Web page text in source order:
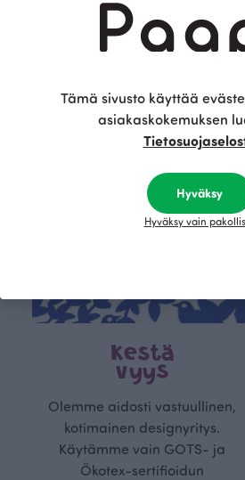
Tämä on
Kestä
vyys
Olemme aidosti vastuullinen,
kotimainen designyritys.
Käytämme vain GOTS- ja
Ökotex-sertifioidun
Tämä sivusto käyttää
asiakaskokemuksen
Hyväksy
Hyväksy vain